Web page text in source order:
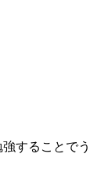
することでう